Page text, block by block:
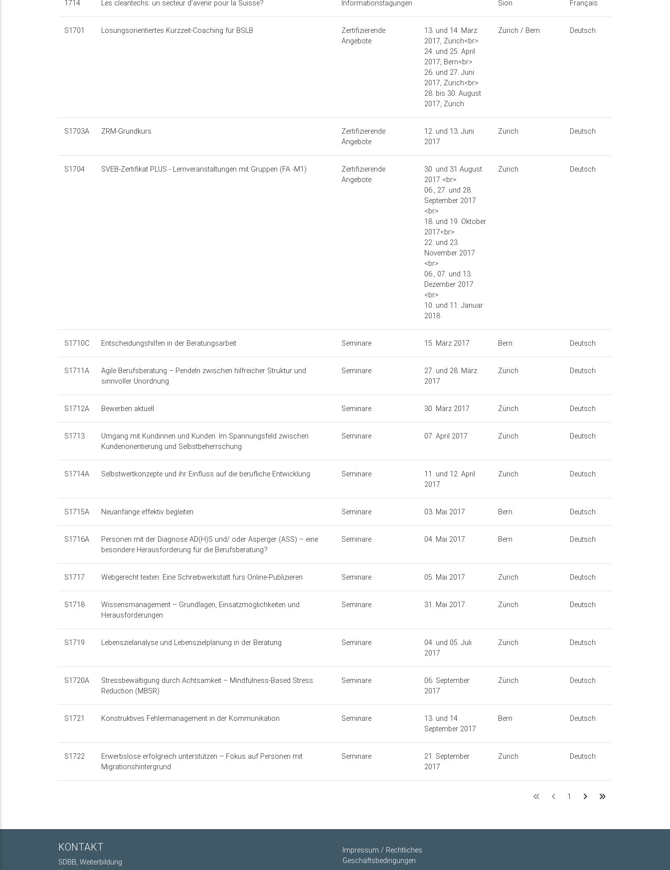
1714 Les cleantechs: un secteur d’avenir pour la Suisse? Informationstagungen Sion Français
S1701 Lösungsorientiertes Kurzzeit-Coaching für BSLB
Zertifizierende
Angebote
13. und 14. März
2017, Zürich<br>
24. und 25. April
2017, Bern<br>
26. und 27. Juni
2017, Zürich<br>
28. bis 30. August
2017, Zürich
Zürich / Bern Deutsch
S1703A ZRM-Grundkurs
Zertifizierende
Angebote
12. und 13. Juni
2017
Zürich Deutsch
S1704 SVEB-Zertifikat PLUS - Lernveranstaltungen mit Gruppen (FA -M1)
Zertifizierende
Angebote
30. und 31 August
2017 <br>
06., 27. und 28.
September 2017
<br>
18. und 19. Oktober
2017<br>
22. und 23.
November 2017
<br>
06., 07. und 13.
Dezember 2017
<br>
10. und 11. Januar
2018
Zürich Deutsch
S1710C Entscheidungshilfen in der Beratungsarbeit Seminare 15. März 2017 Bern Deutsch
S1711A
Agile Berufsberatung – Pendeln zwischen hilfreicher Struktur und
sinnvoller Unordnung
Seminare
27. und 28. März
2017
Zürich Deutsch
S1712A Bewerben aktuell Seminare 30. März 2017 Zürich Deutsch
S1713
Umgang mit Kundinnen und Kunden: Im Spannungsfeld zwischen
Kundenorientierung und Selbstbeherrschung
Seminare 07. April 2017 Zürich Deutsch
S1714A Selbstwertkonzepte und ihr Einfluss auf die berufliche Entwicklung Seminare
11. und 12. April
2017
Zürich Deutsch
S1715A Neuanfänge effektiv begleiten Seminare 03. Mai 2017 Bern Deutsch
S1716A
Personen mit der Diagnose AD(H)S und/ oder Asperger (ASS) – eine
besondere Herausforderung für die Berufsberatung?
Seminare 04. Mai 2017 Bern Deutsch
S1717 Webgerecht texten: Eine Schreibwerkstatt fürs Online-Publizieren Seminare 05. Mai 2017 Zürich Deutsch
S1718
Wissensmanagement – Grundlagen, Einsatzmöglichkeiten und
Herausforderungen
Seminare 31. Mai 2017 Zürich Deutsch
S1719 Lebenszielanalyse und Lebenszielplanung in der Beratung Seminare
04. und 05. Juli
2017
Zürich Deutsch
S1720A
Stressbewältigung durch Achtsamkeit – Mindfulness-Based Stress
Reduction (MBSR)
Seminare
06. September
2017
Zürich Deutsch
S1721 Konstruktives Fehlermanagement in der Kommunikation Seminare
13. und 14.
September 2017
Bern Deutsch
S1722
Erwerbslose erfolgreich unterstützen – Fokus auf Personen mit
Migrationshintergrund
Seminare
21. September
2017
Zürich Deutsch
1
KONTAKT
SDBB, Weiterbildung
Impressum / Rechtliches
Geschäftsbedingungen